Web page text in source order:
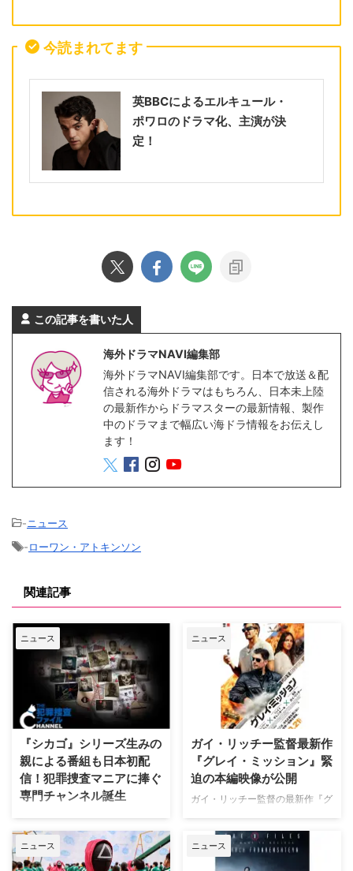
今読まれてます
英BBCによるエルキュール・
ポワロのドラマ化、主演が決
定！
この記事を書いた人
海外ドラマNAVI編集部
海外ドラマNAVI編集部です。日本で放送＆配
信される海外ドラマはもちろん、日本未上陸
の最新作からドラマスターの最新情報、製作
中のドラマまで幅広い海ドラ情報をお伝えし
ます！
-ニュース
-ローワン・アトキンソン
関連記事
ニュース
『シカゴ』シリーズ生みの
親による番組も日本初配
信！犯罪捜査マニアに捧ぐ
専門チャンネル誕生
日本唯一のミステリードラマ専門
チャンネル「ミステリーチャンネ
ル」が、開局月である8月に展開
する新たなサービスとして、犯罪
ニュース
ガイ・リッチー監督最新作
『グレイ・ミッション』緊
迫の本編映像が公開
ガイ・リッチー監督の最新作『グ
立ち、ジェイク・ギレンホールと
ヘンリー・カヴィルによるスタイ
リッシュなアクションとユーモア
ニュース ニュース